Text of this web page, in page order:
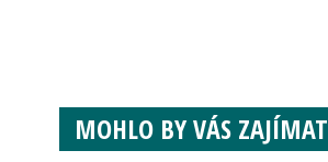
MOHLO BY VÁS ZAJÍMAT